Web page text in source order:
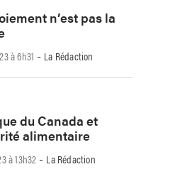
n’est pas la
à 6h31 - La Rédaction
du Canada et
alimentaire
à 13h32 - La Rédaction